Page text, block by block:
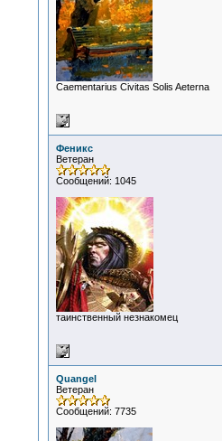
Сaementarius Civitas Solis Aeterna
Феникс
Ветеран
Сообщений: 1045
таинственный незнакомец
Quangel
Ветеран
Сообщений: 7735